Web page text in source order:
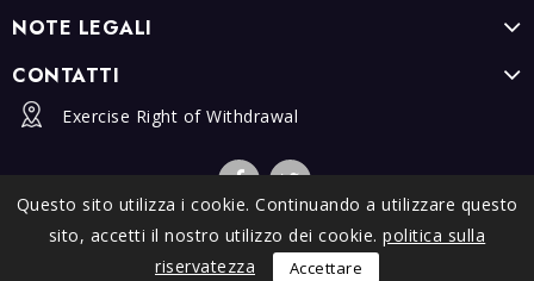
NOTE LEGALI
CONTATTI
Questo sito utilizza i cookie. Continuando a utilizzare questo
sito, accetti il ​​nostro utilizzo dei cookie. politica sulla
riservatezza
Accettare
Exercise Right of Withdrawal
© 2026 - Software di Ecommerce di PrestaShop™